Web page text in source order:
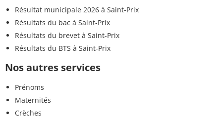
Résultat municipale 2026 à Saint-Prix
Résultats du bac à Saint-Prix
Résultats du brevet à Saint-Prix
Résultats du BTS à Saint-Prix
Nos autres services
Prénoms
Maternités
Crèches